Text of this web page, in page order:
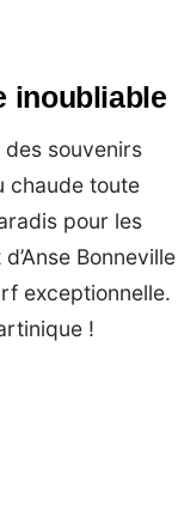
inoubliable
souvenirs
chaude toute
pour les
Bonneville
exceptionnelle.
!